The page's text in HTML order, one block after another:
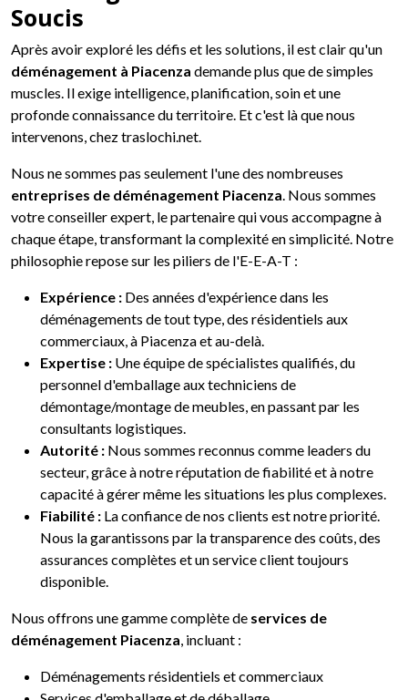
Soucis
Après avoir exploré les défis et les solutions, il est clair qu'un
déménagement à Piacenza demande plus que de simples
muscles. Il exige intelligence, planification, soin et une
profonde connaissance du territoire. Et c'est là que nous
intervenons, chez traslochi.net.
Nous ne sommes pas seulement l'une des nombreuses
entreprises de déménagement Piacenza. Nous sommes
votre conseiller expert, le partenaire qui vous accompagne à
chaque étape, transformant la complexité en simplicité. Notre
philosophie repose sur les piliers de l'E-E-A-T :
Expérience : Des années d'expérience dans les
déménagements de tout type, des résidentiels aux
commerciaux, à Piacenza et au-delà.
Expertise : Une équipe de spécialistes qualifiés, du
personnel d'emballage aux techniciens de
démontage/montage de meubles, en passant par les
consultants logistiques.
Autorité : Nous sommes reconnus comme leaders du
secteur, grâce à notre réputation de fiabilité et à notre
capacité à gérer même les situations les plus complexes.
Fiabilité : La confiance de nos clients est notre priorité.
Nous la garantissons par la transparence des coûts, des
assurances complètes et un service client toujours
disponible.
Nous offrons une gamme complète de services de
déménagement Piacenza, incluant :
Déménagements résidentiels et commerciaux